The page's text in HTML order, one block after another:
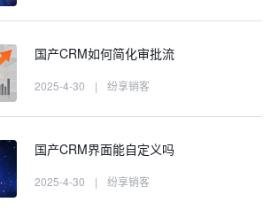
国产CRM如何简化审批流
2025-4-30 | 纷享销客
国产CRM界面能自定义吗
2025-4-30 | 纷享销客